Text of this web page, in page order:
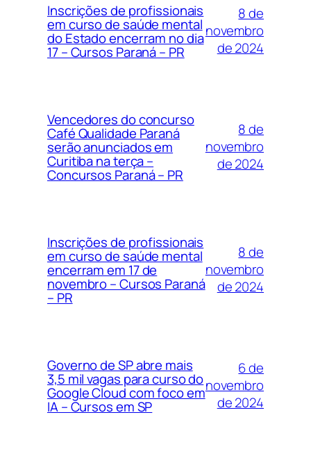
Inscrições de profissionais
em curso de saúde mental
do Estado encerram no dia
17 – Cursos Paraná – PR
8 de
novembro
de 2024
Vencedores do concurso
Café Qualidade Paraná
serão anunciados em
Curitiba na terça –
Concursos Paraná – PR
8 de
novembro
de 2024
Inscrições de profissionais
em curso de saúde mental
encerram em 17 de
novembro – Cursos Paraná
– PR
8 de
novembro
de 2024
Governo de SP abre mais
3,5 mil vagas para curso do
Google Cloud com foco em
IA – Cursos em SP
6 de
novembro
de 2024